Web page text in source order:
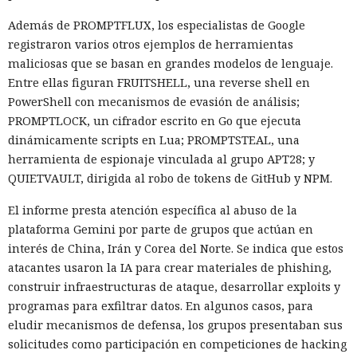
Además de PROMPTFLUX, los especialistas de Google
registraron varios otros ejemplos de herramientas
maliciosas que se basan en grandes modelos de lenguaje.
Entre ellas figuran FRUITSHELL, una reverse shell en
PowerShell con mecanismos de evasión de análisis;
PROMPTLOCK, un cifrador escrito en Go que ejecuta
dinámicamente scripts en Lua; PROMPTSTEAL, una
herramienta de espionaje vinculada al grupo APT28; y
QUIETVAULT, dirigida al robo de tokens de GitHub y NPM.
El informe presta atención específica al abuso de la
plataforma Gemini por parte de grupos que actúan en
interés de China, Irán y Corea del Norte. Se indica que estos
atacantes usaron la IA para crear materiales de phishing,
construir infraestructuras de ataque, desarrollar exploits y
programas para exfiltrar datos. En algunos casos, para
eludir mecanismos de defensa, los grupos presentaban sus
solicitudes como participación en competiciones de hacking